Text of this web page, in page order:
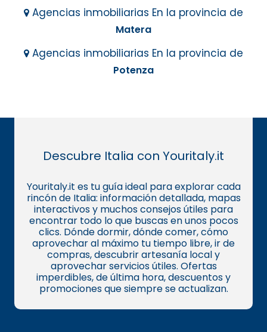
Agencias inmobiliarias En la provincia de
Matera
Agencias inmobiliarias En la provincia de
Potenza
Descubre Italia con Youritaly.it
Youritaly.it es tu guía ideal para explorar cada
rincón de Italia: información detallada, mapas
interactivos y muchos consejos útiles para
encontrar todo lo que buscas en unos pocos
clics. Dónde dormir, dónde comer, cómo
aprovechar al máximo tu tiempo libre, ir de
compras, descubrir artesanía local y
aprovechar servicios útiles. Ofertas
imperdibles, de última hora, descuentos y
promociones que siempre se actualizan.